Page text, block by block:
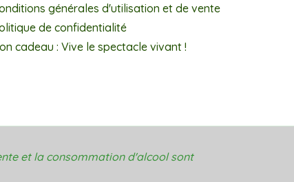
générales d'utilisation et de vente
de confidentialité
cadeau : Vive le spectacle vivant !
et la consommation d'alcool sont